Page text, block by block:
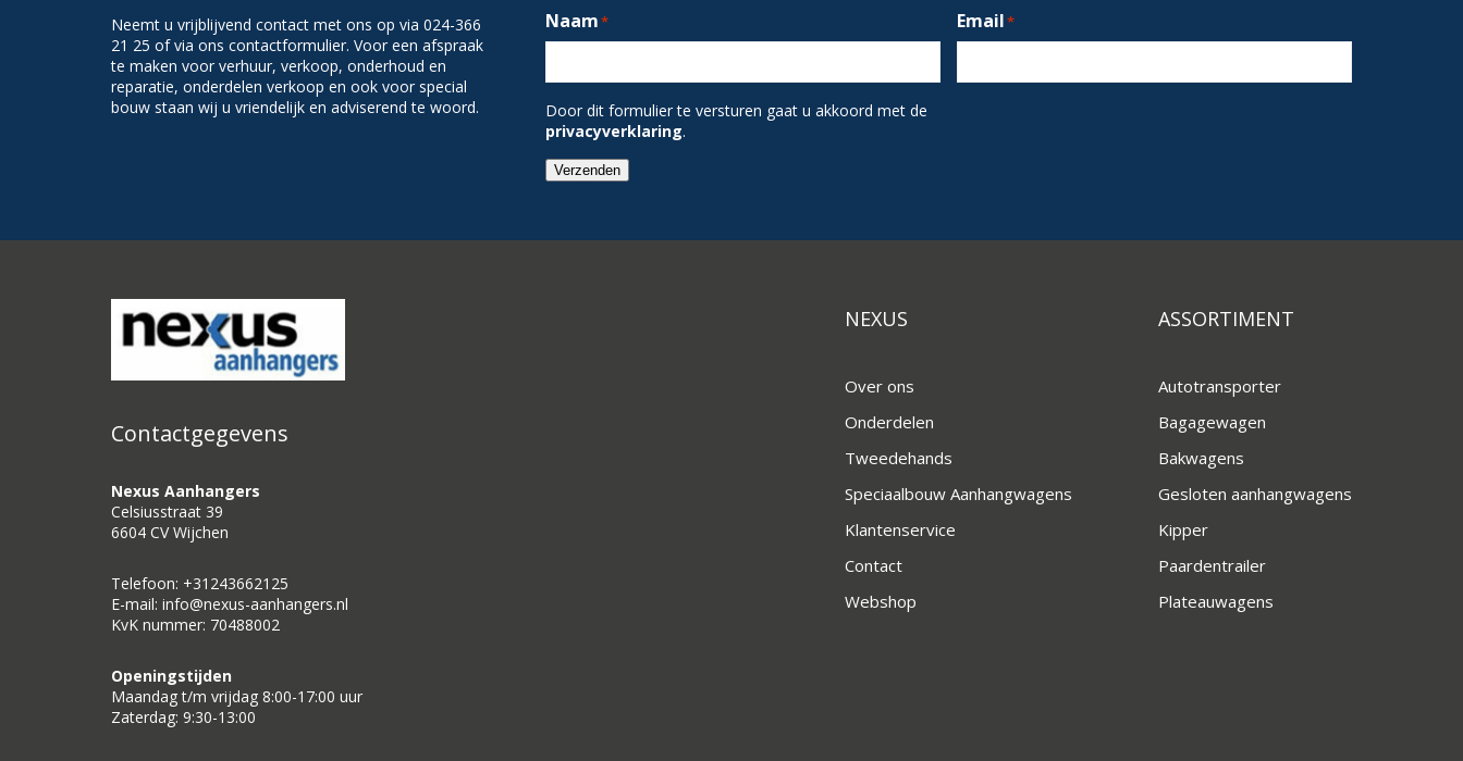
Neemt u vrijblijvend contact met ons op via 024-366
21 25 of via ons contactformulier. Voor een afspraak
te maken voor verhuur, verkoop, onderhoud en
reparatie, onderdelen verkoop en ook voor special
bouw staan wij u vriendelijk en adviserend te woord.
Naam* Email*
Door dit formulier te versturen gaat u akkoord met de
privacyverklaring.
Verzenden
Contactgegevens
Nexus Aanhangers
Celsiusstraat 39
6604 CV Wijchen
Telefoon: +31243662125
E-mail: info@nexus-aanhangers.nl
KvK nummer: 70488002
Openingstijden
Maandag t/m vrijdag 8:00-17:00 uur
Zaterdag: 9:30-13:00
NEXUS
Over ons
Onderdelen
Tweedehands
Speciaalbouw Aanhangwagens
Klantenservice
Contact
Webshop
ASSORTIMENT
Autotransporter
Bagagewagen
Bakwagens
Gesloten aanhangwagens
Kipper
Paardentrailer
Plateauwagens